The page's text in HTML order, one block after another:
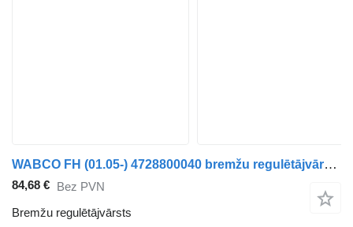
WABCO FH (01.05-) 4728800040 bremžu regulētājvārsts paredzēts Volvo FH12, FH16, NH12, FH, VNL780 (1993-2014) vilcēja
84,68 € Bez PVN
Bremžu regulētājvārsts